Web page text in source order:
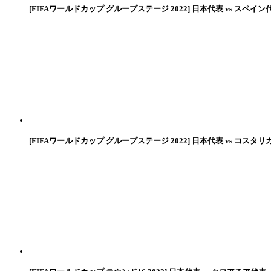
[FIFAワールドカップ グループステージ 2022] 日本代表 vs スペイン
[FIFAワールドカップ グループステージ 2022] 日本代表 vs コスタリ